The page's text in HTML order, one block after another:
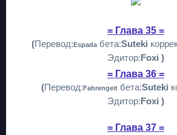
= Глава 35 =
(Перевод:Espada бета:Suteki
Эдитор:Foxi )
= Глава 36 =
(Перевод:Fahrengeitбета:Suteki
Эдитор:Foxi )
= Глава 37 =